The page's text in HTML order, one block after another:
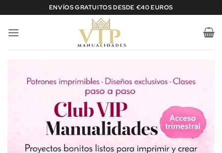
al
contenido
ENVÍOS GRATUITOS DESDE €40 EUROS